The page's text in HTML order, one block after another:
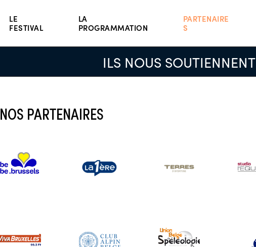
LE
FESTIVAL
LA
PROGRAMMATION
PARTENAIRE
S
ILS NOUS SOUTIENNENT
NOS PARTENAIRES